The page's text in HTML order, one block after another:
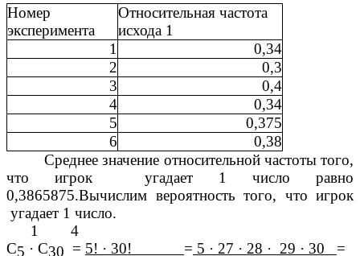
Номер
эксперимента
Относительная частота
исхода 1
1
0,34
2
0,3
3
0,4
4
0,34
5
0,375
6
0,38
Среднее значение относительной частоты того,
что игрок угадает 1 число равно
0,3865875.Вычислим вероятность того, что игрок
угадает 1 число.
1 4
С5 · С30 = 5! · 30! = 5 · 27 · 28 · 29 · 30 =